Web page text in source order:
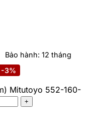
Bảo hành: 12 tháng
-3%
Mitutoyo 552-160-